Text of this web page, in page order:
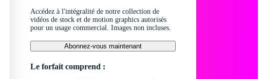
Accédez à l'intégralité de notre collection de
vidéos de stock et de motion graphics autorisés
pour un usage commercial. Images non incluses.
Abonnez-vous maintenant
Le forfait comprend :